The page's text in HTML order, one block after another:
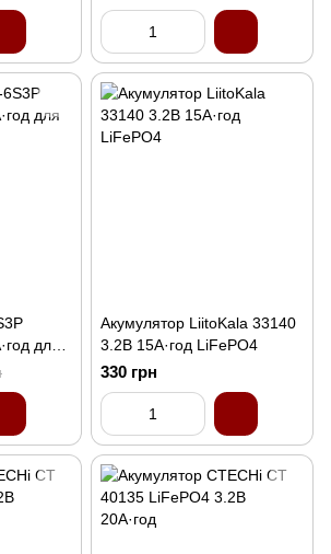
для
Акумулятор LiitoKala 33140
3.2В 15А·год LiFePO4
330 грн